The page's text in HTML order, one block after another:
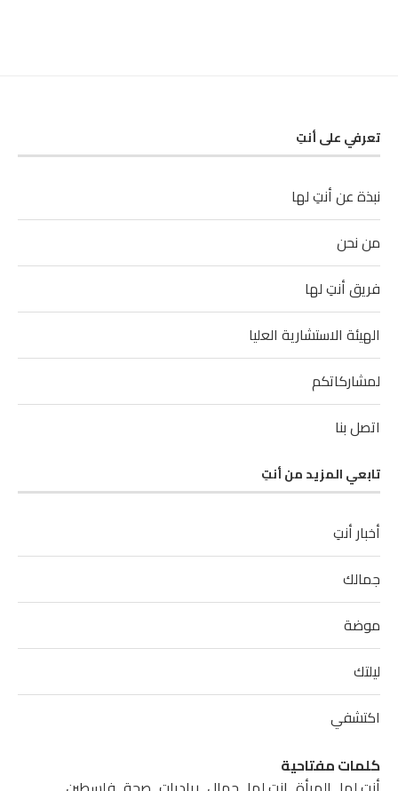
تعرفي على أنتِ
نبذة عن أنتِ لها
من نحن
فريق أنتِ لها
الهيئة الاستشارية العليا
لمشاركاتكم
اتصل بنا
تابعي المزيد من أنتِ
أخبار أنتِ
جمالك
موضة
ليلتك
اكتشفي
كلمات مفتاحية